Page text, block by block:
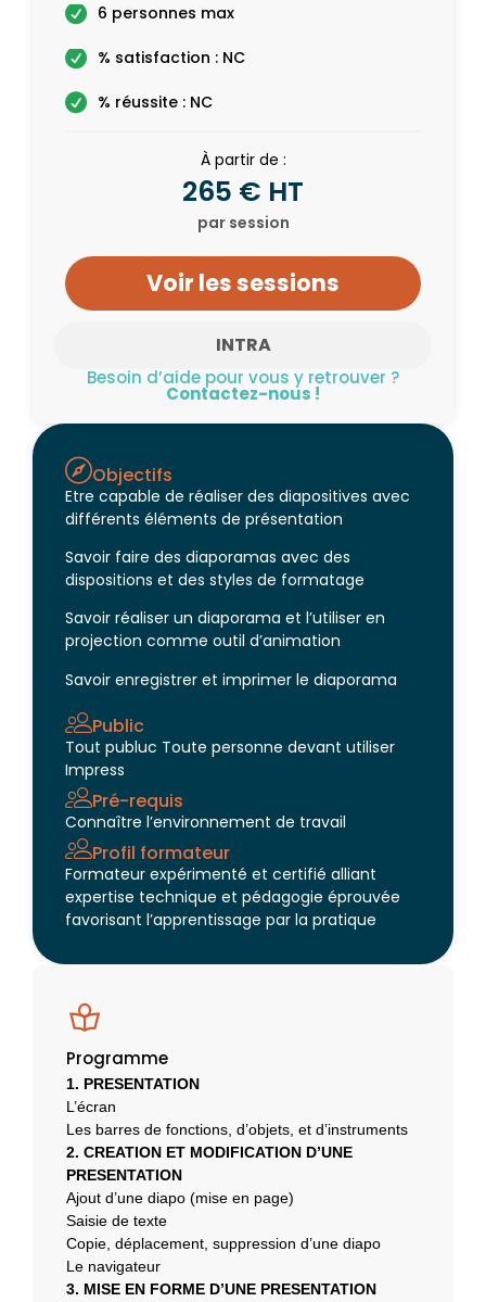
Objectifs
Etre capable de réaliser des diapositives avec
différents éléments de présentation
Savoir faire des diaporamas avec des
dispositions et des styles de formatage
Savoir réaliser un diaporama et l’utiliser en
projection comme outil d’animation
Savoir enregistrer et imprimer le diaporama
Public
Tout publuc Toute personne devant utiliser
Impress
Pré-requis
Connaître l’environnement de travail
Profil formateur
Formateur expérimenté et certifié alliant
expertise technique et pédagogie éprouvée
favorisant l’apprentissage par la pratique
Programme
1. PRESENTATION
L’écran
Les barres de fonctions, d’objets, et d’instruments
2. CREATION ET MODIFICATION D’UNE
PRESENTATION
Ajout d’une diapo (mise en page)
Saisie de texte
Copie, déplacement, suppression d’une diapo
Le navigateur
3. MISE EN FORME D’UNE PRESENTATION
INTRA
6 personnes max
% satisfaction : NC
% réussite : NC
À partir de :
265 € HT
par session
Voir les sessions
Besoin d’aide pour vous y retrouver ?
Contactez-nous !